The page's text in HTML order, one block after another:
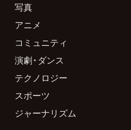
写真
アニメ
コミュニティ
演劇・ダンス
テクノロジー
スポーツ
ジャーナリズム